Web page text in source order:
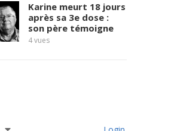
Karine meurt 18 jours
après sa 3e dose :
son père témoigne
4vues